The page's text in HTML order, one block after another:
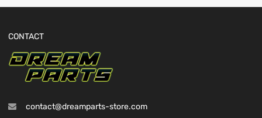
CONTACT
contact@dreamparts-store.com